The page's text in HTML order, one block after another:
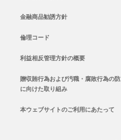
金融商品勧誘方針
倫理コード
利益相反管理方針の概要
贈収賄行為および汚職・腐敗行為の防
に向けた取り組み
本ウェブサイトのご利用にあたって